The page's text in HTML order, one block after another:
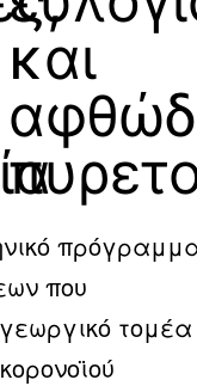
και
που
τομέα